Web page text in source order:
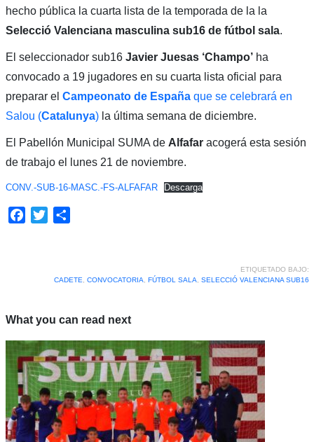
hecho pública la cuarta lista de la temporada de la la
Selecció Valenciana masculina sub16 de fútbol sala.
El seleccionador sub16 Javier Juesas ‘Champo’ha
convocado a 19 jugadores en su cuarta lista oficial para
preparar el Campeonato de Españaque se celebrará en
Salou (Catalunya)la última semana de diciembre.
El Pabellón Municipal SUMA de Alfafaracogerá esta sesión
de trabajo el lunes 21 de noviembre.
CONV.-SUB-16-MASC.-FS-ALFAFAR Descarga
Facebook
Twitter
ETIQUETADO BAJO:
CADETE
CONVOCATORIA FÚTBOL SALA SELECCIÓ VALENCIANA SUB16
What you can read next